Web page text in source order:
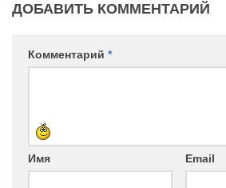
ДОБАВИТЬ КОММЕНТАРИЙ
Комментарий *
Имя Email